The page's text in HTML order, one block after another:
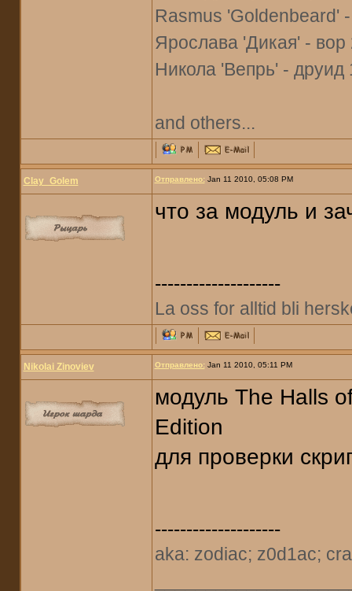
Rasmus 'Goldenbeard'
Ярослава 'Дикая' - вор
Никола 'Вепрь' - друид
and others...
Clay_Golem Отправлено:Jan 11 2010, 05:08 PM
что за модуль и
--------------------
La oss for alltid bli
Nikolai Zinoviev Отправлено:Jan 11 2010, 05:11 PM
модуль The Halls
Edition
для проверки
--------------------
aka: zodiac; z0d1ac;